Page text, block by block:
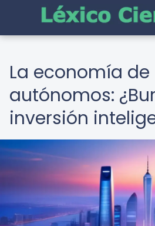
La economía
autónomos:
inversión